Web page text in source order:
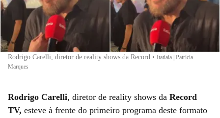
Rodrigo Carelli, diretor de reality shows da Record • Itatiaia | Patrícia
Marques
Rodrigo Carelli, diretor de reality shows da Record
TV, esteve à frente do primeiro programa deste formato